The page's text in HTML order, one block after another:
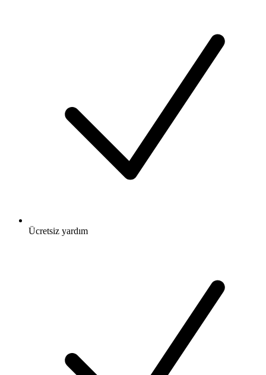
Ücretsiz yardım